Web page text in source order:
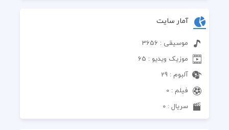
آمار سایت
موسیقی : 3656
موزیک ویدیو : 65
آلبوم : 29
فیلم : 0
سریال : 0